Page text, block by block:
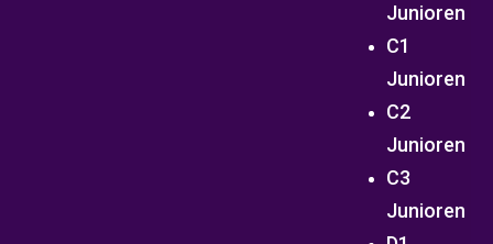
Junioren
C1
Junioren
C2
Junioren
C3
Junioren